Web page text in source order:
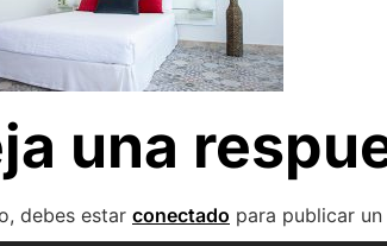
una
debes estar conectado para publicar